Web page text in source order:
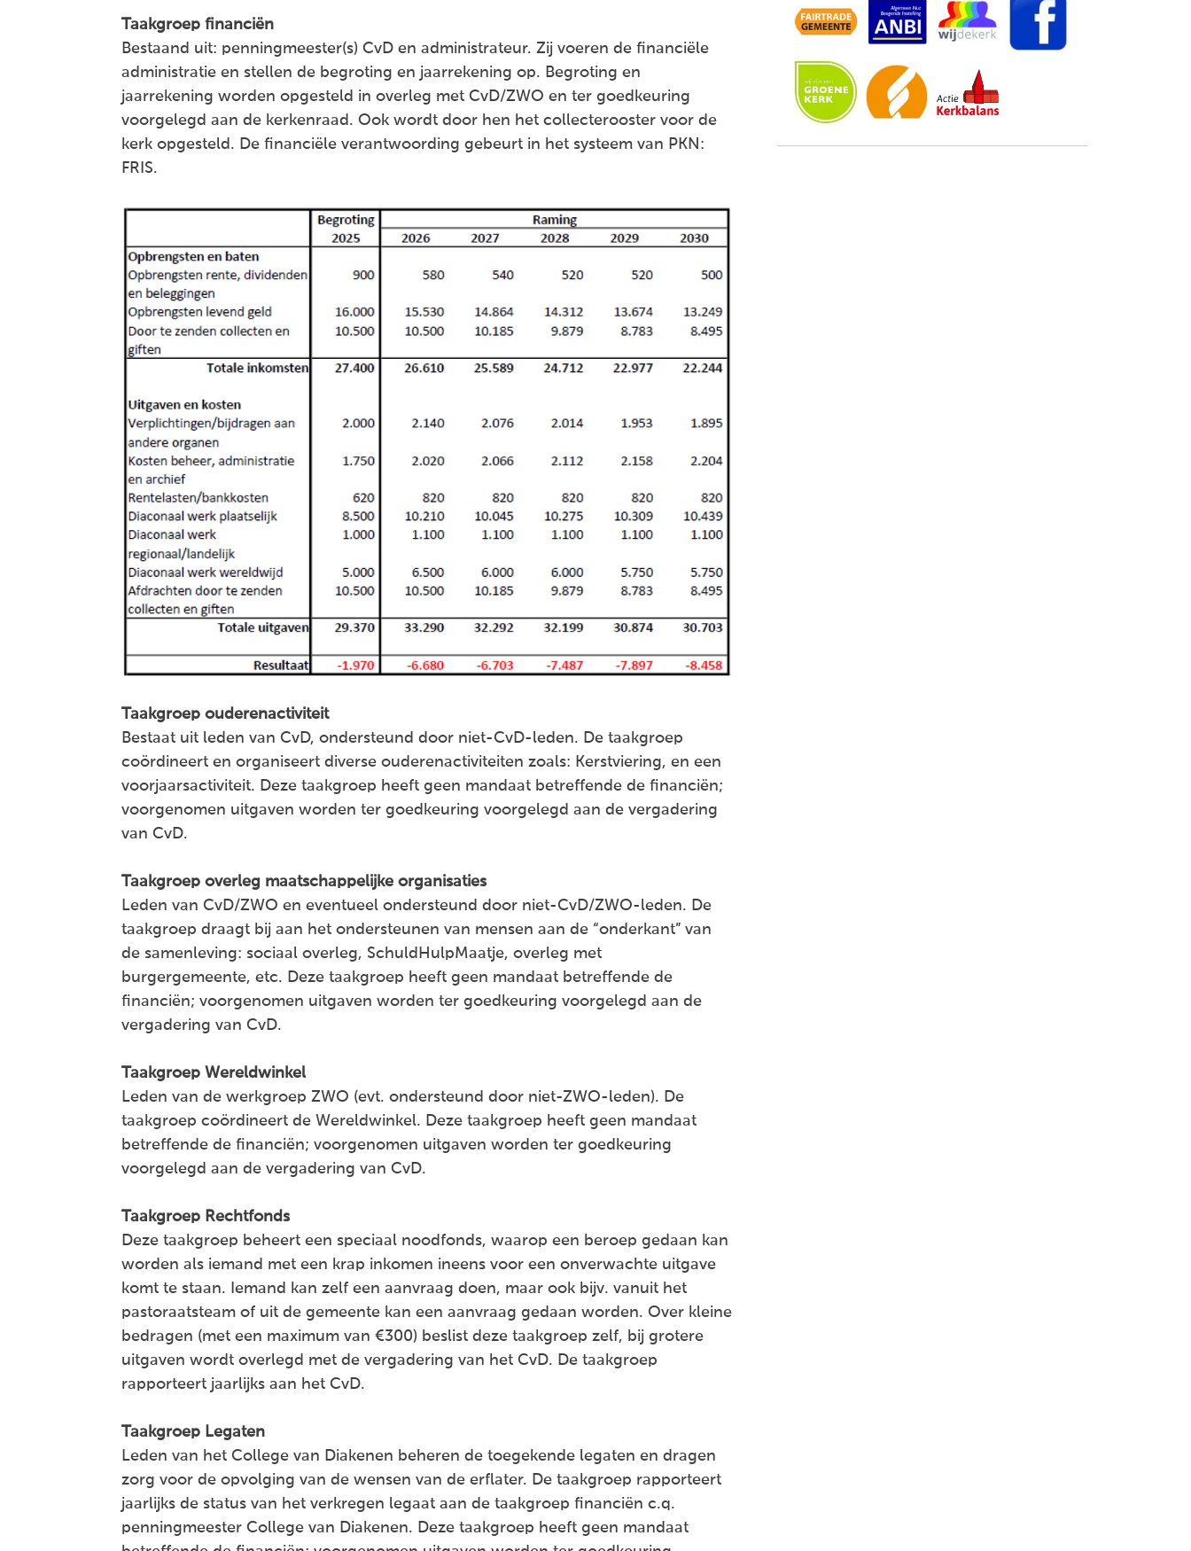
Taakgroep financiën
Bestaand uit: penningmeester(s) CvD en administrateur. Zij voeren de financiële
administratie en stellen de begroting en jaarrekening op. Begroting en
jaarrekening worden opgesteld in overleg met CvD/ZWO en ter goedkeuring
voorgelegd aan de kerkenraad. Ook wordt door hen het collecterooster voor de
kerk opgesteld. De financiële verantwoording gebeurt in het systeem van PKN:
FRIS.
Taakgroep ouderenactiviteit
Bestaat uit leden van CvD, ondersteund door niet-CvD-leden. De taakgroep
coördineert en organiseert diverse ouderenactiviteiten zoals: Kerstviering, en een
voorjaarsactiviteit. Deze taakgroep heeft geen mandaat betreffende de financiën;
voorgenomen uitgaven worden ter goedkeuring voorgelegd aan de vergadering
van CvD.
Taakgroep overleg maatschappelijke organisaties
Leden van CvD/ZWO en eventueel ondersteund door niet-CvD/ZWO-leden. De
taakgroep draagt bij aan het ondersteunen van mensen aan de “onderkant” van
de samenleving: sociaal overleg, SchuldHulpMaatje, overleg met
burgergemeente, etc. Deze taakgroep heeft geen mandaat betreffende de
financiën; voorgenomen uitgaven worden ter goedkeuring voorgelegd aan de
vergadering van CvD.
Taakgroep Wereldwinkel
Leden van de werkgroep ZWO (evt. ondersteund door niet-ZWO-leden). De
taakgroep coördineert de Wereldwinkel. Deze taakgroep heeft geen mandaat
betreffende de financiën; voorgenomen uitgaven worden ter goedkeuring
voorgelegd aan de vergadering van CvD.
Taakgroep Rechtfonds
Deze taakgroep beheert een speciaal noodfonds, waarop een beroep gedaan kan
worden als iemand met een krap inkomen ineens voor een onverwachte uitgave
komt te staan. Iemand kan zelf een aanvraag doen, maar ook bijv. vanuit het
pastoraatsteam of uit de gemeente kan een aanvraag gedaan worden. Over kleine
bedragen (met een maximum van €300) beslist deze taakgroep zelf, bij grotere
uitgaven wordt overlegd met de vergadering van het CvD. De taakgroep
rapporteert jaarlijks aan het CvD.
Taakgroep Legaten
Leden van het College van Diakenen beheren de toegekende legaten en dragen
zorg voor de opvolging van de wensen van de erflater. De taakgroep rapporteert
jaarlijks de status van het verkregen legaat aan de taakgroep financiën c.q.
penningmeester College van Diakenen. Deze taakgroep heeft geen mandaat